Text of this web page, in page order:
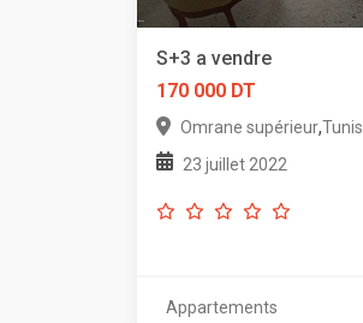
S+3 a vendre
170 000 DT
Omrane supérieur,Tunis
23 juillet 2022
Appartements